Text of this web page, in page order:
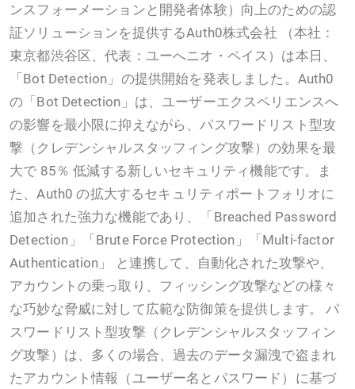
ンスフォーメーションと開発者体験）向上のための認
証ソリューションを提供するAuth0株式会社 （本社：
東京都渋谷区、代表：ユーへニオ・ペイス）は本日、
「Bot Detection」の提供開始を発表しました。Auth0
の「Bot Detection」は、ユーザーエクスペリエンスへ
の影響を最小限に抑えながら、パスワードリスト型攻
撃（クレデンシャルスタッフィング攻撃）の効果を最
大で 85％ 低減する新しいセキュリティ機能です。ま
た、Auth0 の拡大するセキュリティポートフォリオに
追加された強力な機能であり、「Breached Password
Detection」「Brute Force Protection」「Multi-factor
Authentication」 と連携して、自動化された攻撃や、
アカウントの乗っ取り、フィッシング攻撃などの様々
な巧妙な脅威に対して広範な防御策を提供します。 パ
スワードリスト型攻撃（クレデンシャルスタッフィン
グ攻撃）は、多くの場合、過去のデータ漏洩で盗まれ
たアカウント情報（ユーザー名とパスワード）に基づ